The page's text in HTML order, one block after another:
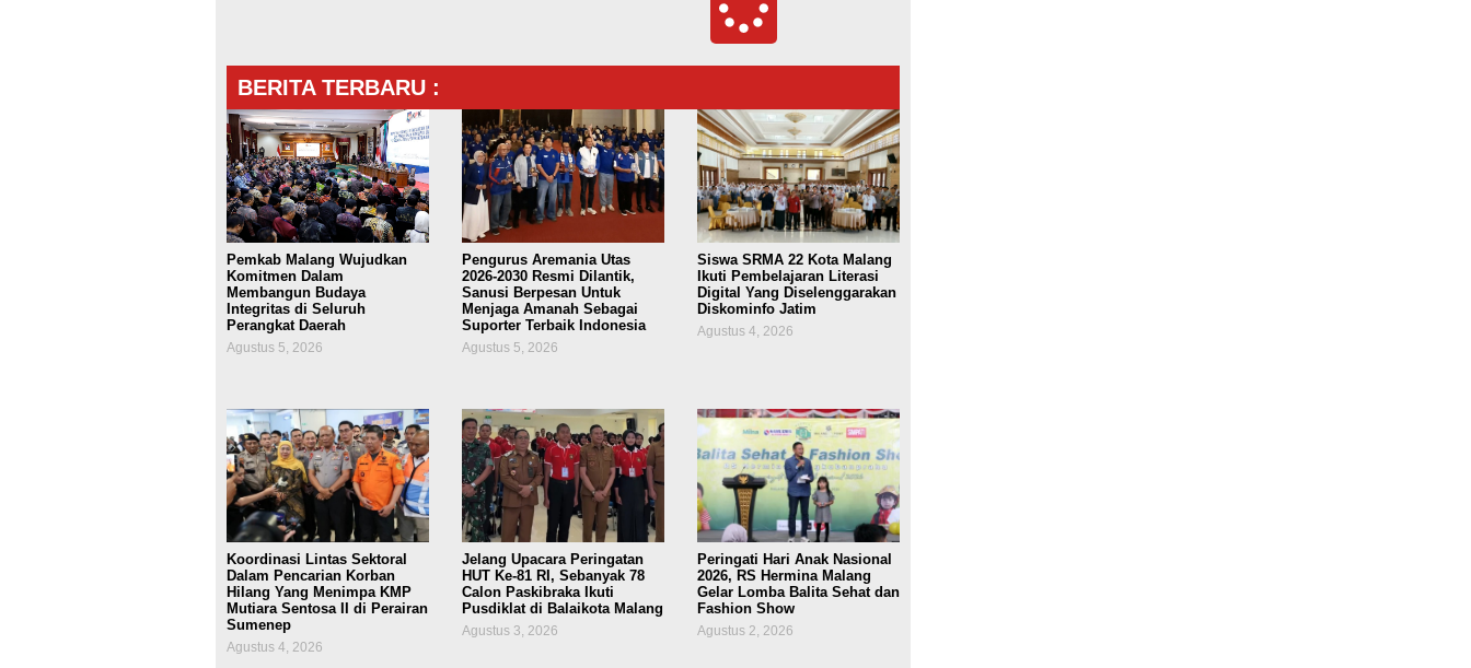
BERITA TERBARU :
Pemkab Malang Wujudkan
Komitmen Dalam
Membangun Budaya
Integritas di Seluruh
Perangkat Daerah
Agustus 5, 2026
Pengurus Aremania Utas
2026-2030 Resmi Dilantik,
Sanusi Berpesan Untuk
Menjaga Amanah Sebagai
Suporter Terbaik Indonesia
Agustus 5, 2026
Siswa SRMA 22 Kota Malang
Ikuti Pembelajaran Literasi
Digital Yang Diselenggarakan
Diskominfo Jatim
Agustus 4, 2026
Koordinasi Lintas Sektoral
Dalam Pencarian Korban
Hilang Yang Menimpa KMP
Mutiara Sentosa II di Perairan
Sumenep
Agustus 4, 2026
Jelang Upacara Peringatan
HUT Ke-81 RI, Sebanyak 78
Calon Paskibraka Ikuti
Pusdiklat di Balaikota Malang
Agustus 3, 2026
Peringati Hari Anak Nasional
2026, RS Hermina Malang
Gelar Lomba Balita Sehat dan
Fashion Show
Agustus 2, 2026